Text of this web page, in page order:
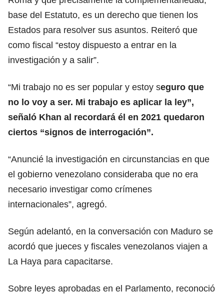
base del Estatuto, es un derecho que tienen los
Estados para resolver sus asuntos. Reiteró que
como fiscal “estoy dispuesto a entrar en la
investigación y a salir”.
“Mi trabajo no es ser popular y estoy seguro que
no lo voy a ser. Mi trabajo es aplicar la ley”,
señaló Khan al recordará él en 2021 quedaron
ciertos “signos de interrogación”.
“Anuncié la investigación en circunstancias en que
el gobierno venezolano consideraba que no era
necesario investigar como crímenes
internacionales”, agregó.
Según adelantó, en la conversación con Maduro se
acordó que jueces y fiscales venezolanos viajen a
La Haya para capacitarse.
Sobre leyes aprobadas en el Parlamento, reconoció